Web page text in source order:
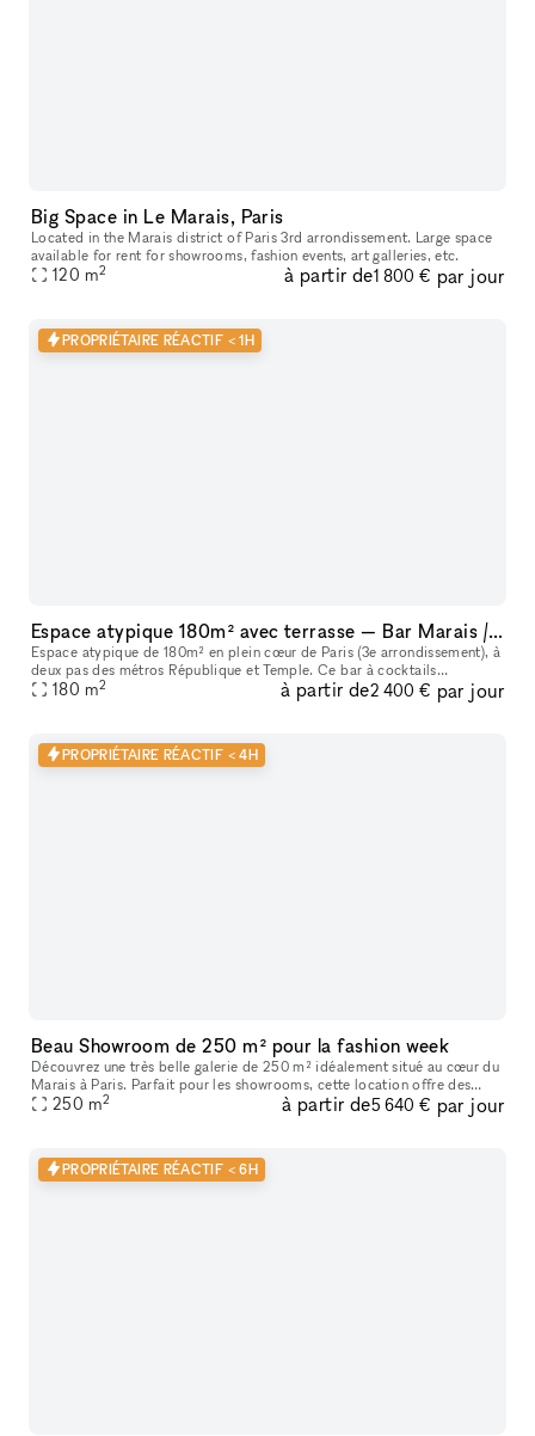
Big Space in Le Marais, Paris
Located in the Marais district of Paris 3rd arrondissement. Large space
available for rent for showrooms, fashion events, art galleries, etc.
120 m2 à partir de1 800 € par jour
PROPRIÉTAIRE RÉACTIF < 1H
Espace atypique 180m² avec terrasse — Bar Marais / République — Showroom, shooting, pop-up restaurant, défilé
Espace atypique de 180m² en plein cœur de Paris (3e arrondissement), à
deux pas des métros République et Temple. Ce bar à cocktails
centenaire fondé en 1923 offre un cadre unique et scénographiable p
180 m2 à partir de2 400 € par jour
PROPRIÉTAIRE RÉACTIF < 4H
Beau Showroom de 250 m² pour la fashion week
Découvrez une très belle galerie de 250 m² idéalement situé au cœur du
Marais à Paris. Parfait pour les showrooms, cette location offre des
caractéristiques uniques telles que de hauts plafonds, des
250 m2 à partir de5 640 € par jour
PROPRIÉTAIRE RÉACTIF < 6H